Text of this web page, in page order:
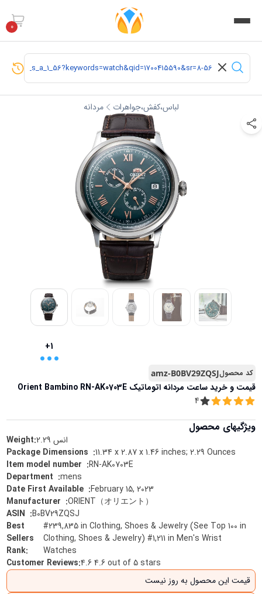
0
لباس،کفش،جواهرات مردانه
+1
...
کد محصولamz-B0BV29ZQSJ
قیمت و خریدساعت مردانه اتوماتیک Orient Bambino RN-AK0703E
4
ویژگیهای محصول
Weight:2.29 انس
:11.34 x 2.87 x 1.46 inches; 2.29 Ounces
:RN-AK0703E
:mens
:February 15, 2023
:ORIENT（オリエント）
:B0BV29ZQSJ
Best
Sellers
Rank:
#239,835 in Clothing, Shoes & Jewelry (See Top 100 in
Clothing, Shoes & Jewelry) #1,211 in Men's Wrist
Watches
Customer Reviews:4.6 4.6 out of 5 stars
قیمت این محصول به روز نیست